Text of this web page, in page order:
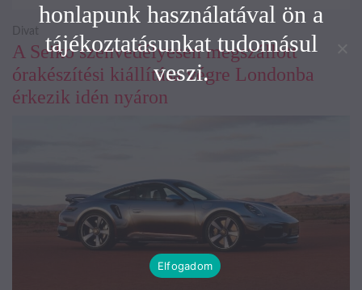
A Seiko szenvedélyesen megszállott
órakészítési kiállítása végre Londonba
érkezik idén nyáron
Divat
honlapunk használatával ön a
tájékoztatásunkat tudomásul
veszi.
Elfogadom